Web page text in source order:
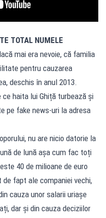
TOTAL NUMELE
mai era nevoie, că familia
pentru cauzarea
deschis în anul 2013.
haita lui Ghiță turbează și
pe fake news-uri la adresa
nu are nicio datorie la
de lună așa cum fac toți
40 de milioane de euro
fapt ale companiei vechi,
cauza unor salarii uriașe
dar și din cauza deciziilor